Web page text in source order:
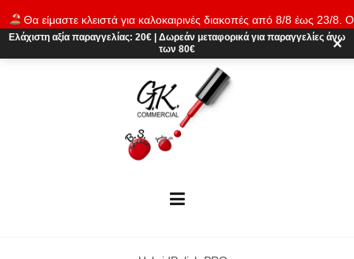
Θα είμαστε κλειστά για καλοκαιρινές διακοπές από 8/8 έως 23/8.
παραγγελίες θα εκτελούνται ξανά από 24/8. Καλό καλοκαίρι!
content
Ελάχιστη αξία παραγγελίας: 20€ Δωρεάν μεταφορικά για παραγγελίες άνω
των 80€
✕